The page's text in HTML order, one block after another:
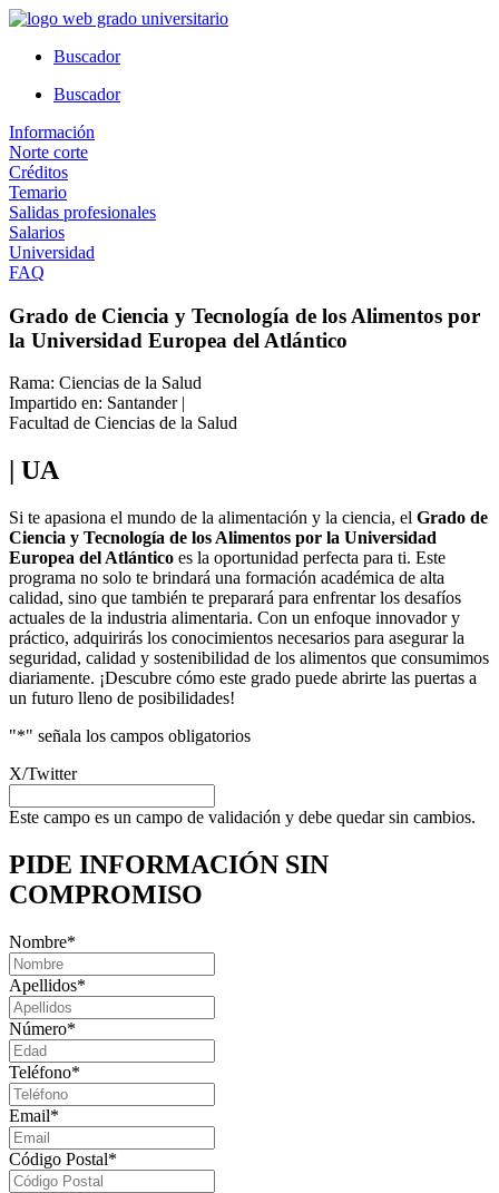
Ir
contenidoBuscador
Buscador
Información
Norte corte
Créditos
Temario
Salidas profesionales
Salarios
Universidad
FAQ
Grado de Ciencia y Tecnología de los Alimentos por
la Universidad Europea del Atlántico
Rama: Ciencias de la Salud
Impartido en: Santander |
Facultad de Ciencias de la Salud
| UA
Si te apasiona el mundo de la alimentación y la ciencia, el Grado de
Ciencia y Tecnología de los Alimentos por la Universidad
Europea del Atlántico es la oportunidad perfecta para ti. Este
programa no solo te brindará una formación académica de alta
calidad, sino que también te preparará para enfrentar los desafíos
actuales de la industria alimentaria. Con un enfoque innovador y
práctico, adquirirás los conocimientos necesarios para asegurar la
seguridad, calidad y sostenibilidad de los alimentos que consumimos
diariamente. ¡Descubre cómo este grado puede abrirte las puertas a
un futuro lleno de posibilidades!
"*" señala los campos obligatorios
X/Twitter
Este campo es un campo de validación y debe quedar sin cambios.
PIDE INFORMACIÓN SIN
COMPROMISO
Nombre*
Apellidos*
Número*
Teléfono*
Email*
Código Postal*